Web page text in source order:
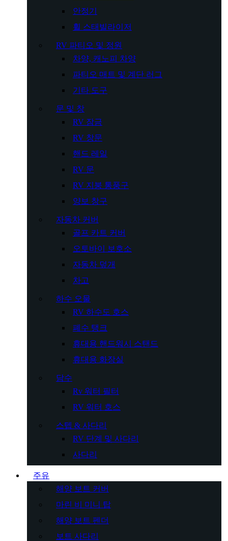
안정기
휠 스태빌라이저
RV 파티오 및 정원
차양, 캐노피 차양
파티오 매트 및 계단 러그
기타 도구
문 및 창
RV 잠금
RV 창문
핸드 레일
RV 문
RV 지붕 통풍구
양보 창구
자동차 커버
골프 카트 커버
오토바이 보호소
자동차 덮개
차고
하수 오물
RV 하수도 호스
폐수 탱크
휴대용 핸드워시 스탠드
휴대용 화장실
담수
Rv 워터 필터
RV 워터 호스
스텝 & 사다리
RV 단계 및 사다리
사다리
주유
해양 보트 커버
마린 비 미니 탑
해양 보트 펜더
보트 사다리